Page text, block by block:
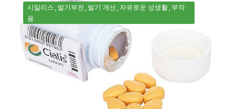
시알리스 발기부전 발기 개선 자유로운 성생활 부작
용